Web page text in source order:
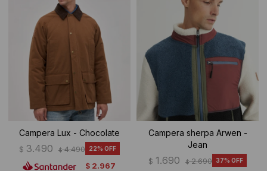
Campera Lux - Chocolate
$ 3.490 $ 4.490 22
$ 2.967
Campera sherpa Arwen -
Jean
$ 1.690 $ 2.690 37